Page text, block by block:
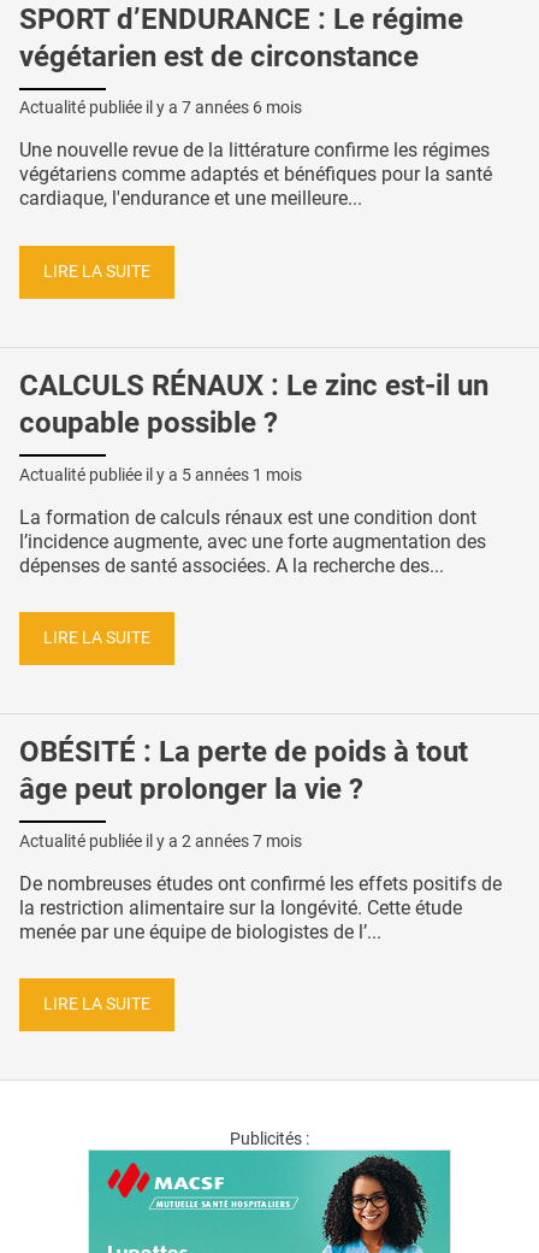
SPORT d’ENDURANCE : Le régime
végétarien est de circonstance
Actualité publiée il y a 7 années 6 mois
Une nouvelle revue de la littérature confirme les régimes
végétariens comme adaptés et bénéfiques pour la santé
cardiaque, l'endurance et une meilleure...
LIRE LA SUITE
CALCULS RÉNAUX : Le zinc est-il un
coupable possible ?
Actualité publiée il y a 5 années 1 mois
La formation de calculs rénaux est une condition dont
l’incidence augmente, avec une forte augmentation des
dépenses de santé associées. A la recherche des...
LIRE LA SUITE
OBÉSITÉ : La perte de poids à tout
âge peut prolonger la vie ?
Actualité publiée il y a 2 années 7 mois
De nombreuses études ont confirmé les effets positifs de
la restriction alimentaire sur la longévité. Cette étude
menée par une équipe de biologistes de l’...
LIRE LA SUITE
Publicités :